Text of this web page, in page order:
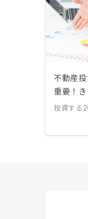
不動産
重要！
投資する